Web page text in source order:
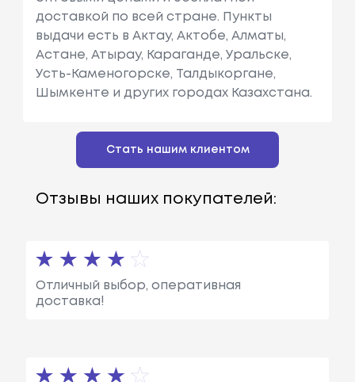
доставкой по всей стране. Пункты
выдачи есть в Актау, Актобе, Алматы,
Астане, Атырау, Караганде, Уральске,
Усть-Каменогорске, Талдыкоргане,
Шымкенте и других городах Казахстана.
Стать нашим клиентом
Отзывы наших покупателей:
Отличный выбор, оперативная
доставка!